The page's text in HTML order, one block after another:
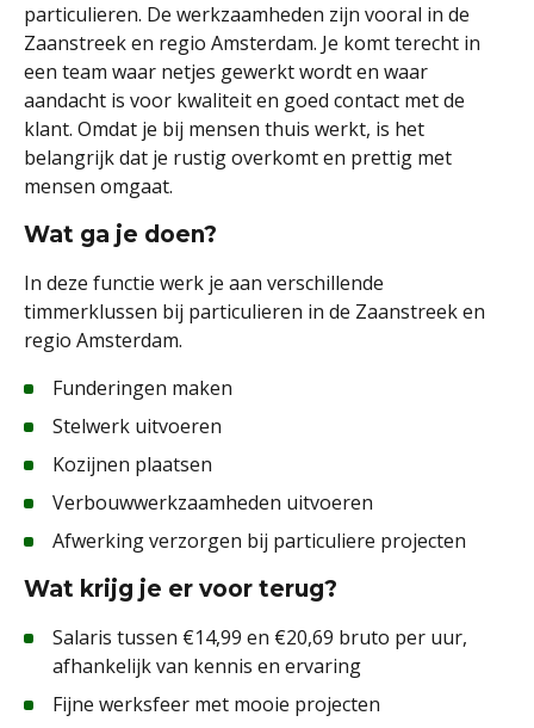
particulieren. De werkzaamheden zijn vooral in de
Zaanstreek en regio Amsterdam. Je komt terecht in
een team waar netjes gewerkt wordt en waar
aandacht is voor kwaliteit en goed contact met de
klant. Omdat je bij mensen thuis werkt, is het
belangrijk dat je rustig overkomt en prettig met
mensen omgaat.
Wat ga je doen?
In deze functie werk je aan verschillende
timmerklussen bij particulieren in de Zaanstreek en
regio Amsterdam.
Funderingen maken
Stelwerk uitvoeren
Kozijnen plaatsen
Verbouwwerkzaamheden uitvoeren
Afwerking verzorgen bij particuliere projecten
Wat krijg je er voor terug?
Salaris tussen €14,99 en €20,69 bruto per uur,
afhankelijk van kennis en ervaring
Fijne werksfeer met mooie projecten